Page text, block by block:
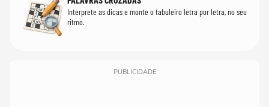
Interprete as dicas e monte o tabuleiro letra por letra, no seu
ritmo.
PUBLICIDADE